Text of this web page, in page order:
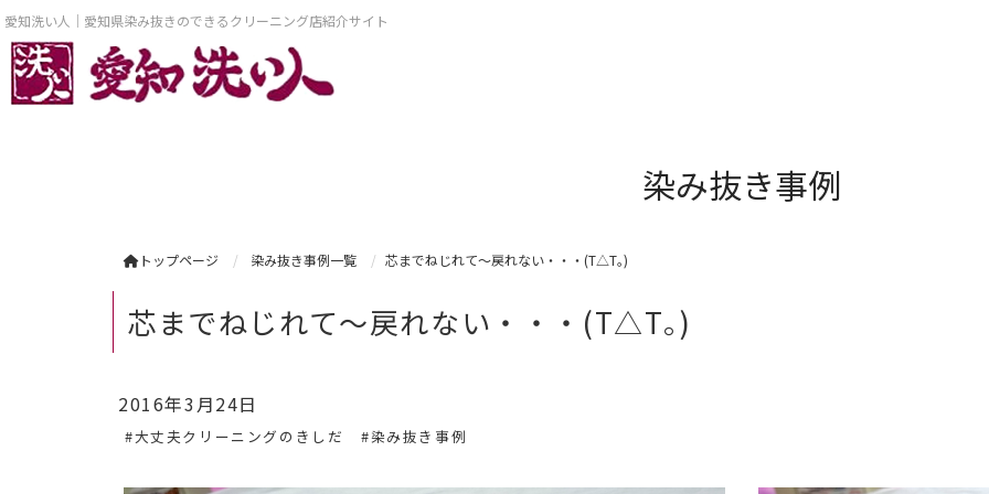
愛知洗い人｜愛知県染み抜きのできるクリーニング店紹介サイト
染み抜き事例
トップページ 染み抜き事例一覧 芯までねじれて～戻れない・・・(T△T｡)
芯までねじれて～戻れない・・・(T△T｡)
2016年3月24日
#大丈夫クリーニングのきしだ #染み抜き事例